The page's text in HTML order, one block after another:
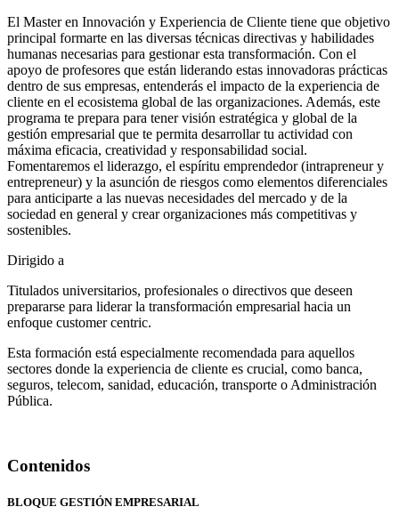
El Master en Innovación y Experiencia de Cliente tiene que objetivo
principal formarte en las diversas técnicas directivas y habilidades
humanas necesarias para gestionar esta transformación. Con el
apoyo de profesores que están liderando estas innovadoras prácticas
dentro de sus empresas, entenderás el impacto de la experiencia de
cliente en el ecosistema global de las organizaciones. Además, este
programa te prepara para tener visión estratégica y global de la
gestión empresarial que te permita desarrollar tu actividad con
máxima eficacia, creatividad y responsabilidad social.
Fomentaremos el liderazgo, el espíritu emprendedor (intrapreneur y
entrepreneur) y la asunción de riesgos como elementos diferenciales
para anticiparte a las nuevas necesidades del mercado y de la
sociedad en general y crear organizaciones más competitivas y
sostenibles.
Dirigido a
Titulados universitarios, profesionales o directivos que deseen
prepararse para liderar la transformación empresarial hacia un
enfoque customer centric.
Esta formación está especialmente recomendada para aquellos
sectores donde la experiencia de cliente es crucial, como banca,
seguros, telecom, sanidad, educación, transporte o Administración
Pública.
Contenidos
BLOQUE GESTIÓN EMPRESARIAL